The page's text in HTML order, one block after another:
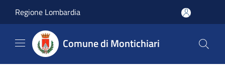
Regione Lombardia
Comune di Montichiari